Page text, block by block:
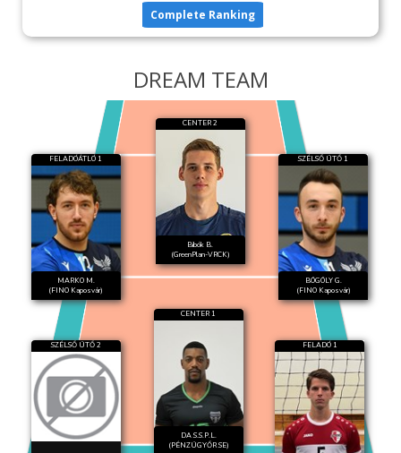
Complete Ranking
DREAM TEAM
FELADÓÁTLÓ 1
MARKO M.
(FINO Kaposvár)
CENTER 2
Bibók B.
(GreenPlan-VRCK)
SZÉLSŐ ÜTŐ 1
BÖGÖLY G.
(FINO Kaposvár)
SZÉLSŐ ÜTŐ 2
CENTER 1
DA S.S.P.L.
(PÉNZÜGYŐR SE)
FELADÓ 1